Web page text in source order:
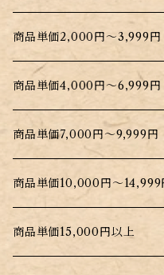
商品単価2,000円～3,999円
商品単価4,000円～6,999円
商品単価7,000円～9,999円
商品単価10,000円～14,999
商品単価15,000円以上